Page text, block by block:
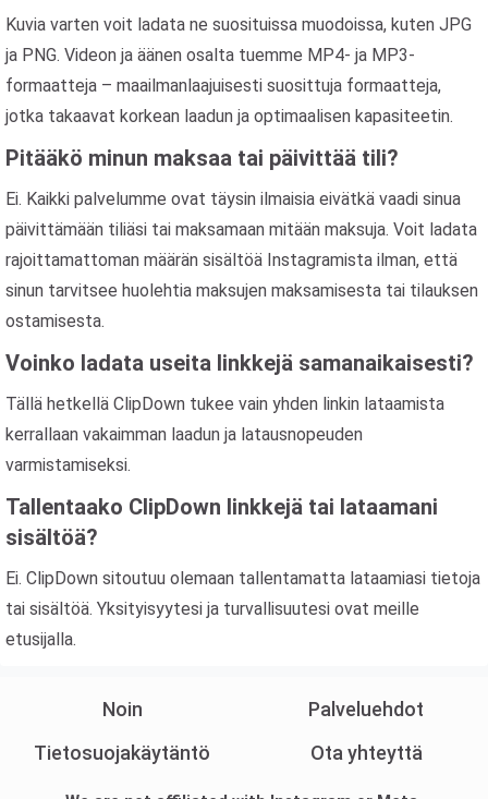
Kuvia varten voit ladata ne suosituissa muodoissa, kuten JPG
ja PNG. Videon ja äänen osalta tuemme MP4- ja MP3-
formaatteja – maailmanlaajuisesti suosittuja formaatteja,
jotka takaavat korkean laadun ja optimaalisen kapasiteetin.
Pitääkö minun maksaa tai päivittää tili?
Ei. Kaikki palvelumme ovat täysin ilmaisia ​​eivätkä vaadi sinua
päivittämään tiliäsi tai maksamaan mitään maksuja. Voit ladata
rajoittamattoman määrän sisältöä Instagramista ilman, että
sinun tarvitsee huolehtia maksujen maksamisesta tai tilauksen
ostamisesta.
Voinko ladata useita linkkejä samanaikaisesti?
Tällä hetkellä ClipDown tukee vain yhden linkin lataamista
kerrallaan vakaimman laadun ja latausnopeuden
varmistamiseksi.
Tallentaako ClipDown linkkejä tai lataamani
sisältöä?
Ei. ClipDown sitoutuu olemaan tallentamatta lataamiasi tietoja
tai sisältöä. Yksityisyytesi ja turvallisuutesi ovat meille
etusijalla.
Noin
Palveluehdot
Tietosuojakäytäntö
Ota yhteyttä